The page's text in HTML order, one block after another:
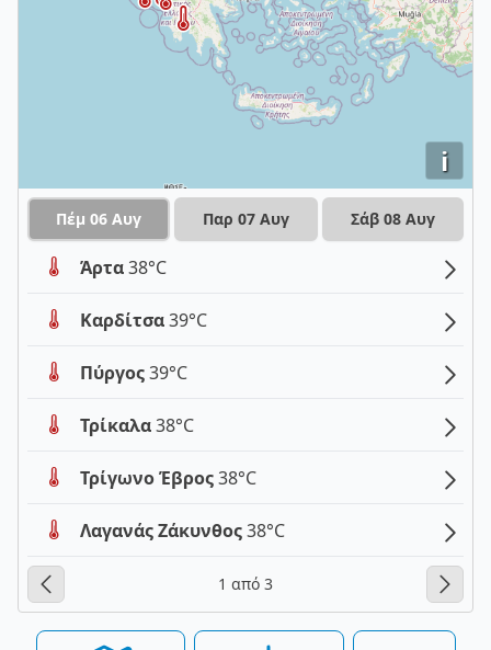
i
Πέμ 06 Αυγ Παρ 07 Αυγ Σάβ 08 Αυγ
Άρτα38°C
Καρδίτσα39°C
Πύργος39°C
Τρίκαλα38°C
Τρίγωνο Έβρος38°C
Λαγανάς Ζάκυνθος38°C
1 από 3